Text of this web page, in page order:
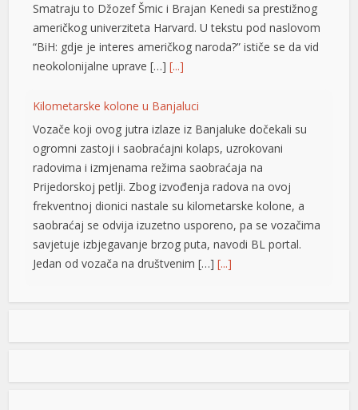
Smatraju to Džozef Šmic i Brajan Kenedi sa prestižnog
američkog univerziteta Harvard. U tekstu pod naslovom
“BiH: gdje je interes američkog naroda?” ističe se da vid
neokolonijalne uprave […][...]
Kilometarske kolone u Banjaluci
Vozače koji ovog jutra izlaze iz Banjaluke dočekali su
ogromni zastoji i saobraćajni kolaps, uzrokovani
radovima i izmjenama režima saobraćaja na
Prijedorskoj petlji. Zbog izvođenja radova na ovoj
frekventnoj dionici nastale su kilometarske kolone, a
saobraćaj se odvija izuzetno usporeno, pa se vozačima
savjetuje izbjegavanje brzog puta, navodi BL portal.
Jedan od vozača na društvenim […][...]
Pripremite kišobrane: Nakon vrelog dana stižu pljuskovi i
Stanovnike Republike Srpske i Bosne i Hercegovine
u poslijepodnevnim i večernjim časovima u pojedinim